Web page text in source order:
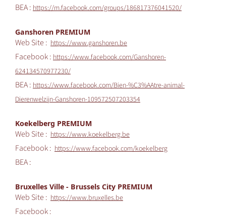
BEA :https://m.facebook.com/groups/186817376041520/
Ganshoren PREMIUM
Web Site : https://www.ganshoren.be
Facebook :https://www.facebook.com/Ganshoren-
624134570977230/
BEA :https://www.facebook.com/Bien-%C3%AAtre-animal-
Dierenwelzijn-Ganshoren-109572507203354
Koekelberg PREMIUM
Web Site : https://www.koekelberg.be
Facebook : https://www.facebook.com/koekelberg
BEA :
Bruxelles Ville - Brussels City PREMIUM
Web Site : https://www.bruxelles.be
Facebook :